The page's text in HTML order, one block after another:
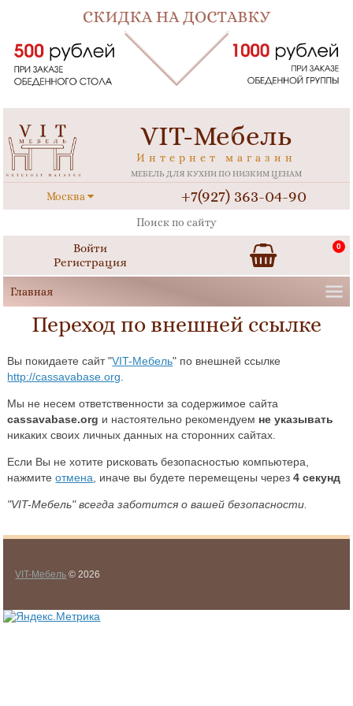
VIT-Мебель
Интернет магазин
МЕБЕЛЬ ДЛЯ КУХНИ ПО НИЗКИМ ЦЕНАМ
Москва +7(927) 363-04-90
Войти
Регистрация
0
Переход по внешней ссылке
Вы покидаете сайт "VIT-Мебель" по внешней ссылке
http://cassavabase.org
Мы не несем ответственности за содержимое сайта
cassavabase.org и настоятельно рекомендуем не указывать
никаких своих личных данных на сторонних сайтах.
Если Вы не хотите рисковать безопасностью компьютера,
нажмитеотмена , иначе вы будете перемещены через4 секунд
"VIT-Мебель" всегда заботится о вашей безопасности.
VIT-Мебель © 2026